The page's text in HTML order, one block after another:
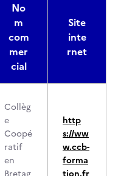
No
m
com
mer
cial
Site
inte
rnet
Collèg
e
Coopé
ratif
en
http
s://ww
w.ccb-
forma